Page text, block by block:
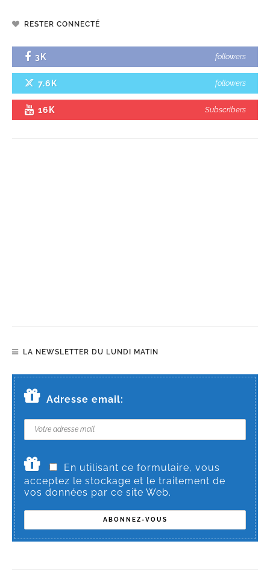
RESTER CONNECTÉ
3K followers
7.6K followers
16K Subscribers
LA NEWSLETTER DU LUNDI MATIN
Adresse email:
En utilisant ce formulaire, vous
acceptez le stockage et le traitement de
vos données par ce site Web.